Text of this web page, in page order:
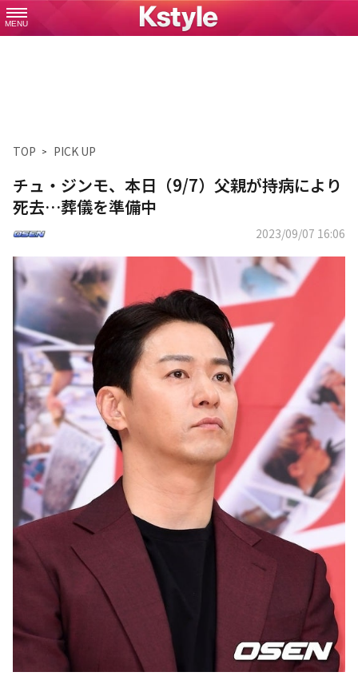
MENU
TOP PICK UP
チュ・ジンモ、本日（9/7）父親が持病により
死去…葬儀を準備中
2023/09/07 16:06